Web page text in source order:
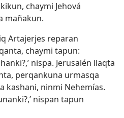
chaymi Jehová
mañakun.
Artajerjes reparan
chaymi tapun:
nispa. Jerusalén llaqta
perqankuna urmasqa
kashani, ninmi Nehemías.
nispan tapun